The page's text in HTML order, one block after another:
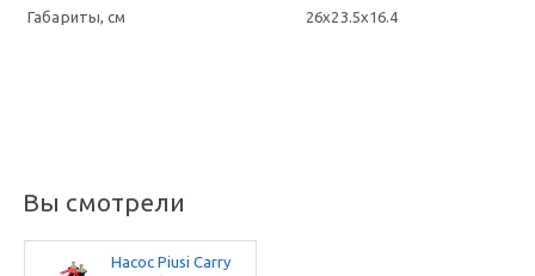
Габариты, см
26x23.5x16.4
Вы смотрели
Насос Piusi Carry